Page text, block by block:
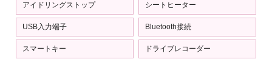
アイドリングストップ シートヒーター
USB入力端子 Bluetooth接続
スマートキー ドライブレコーダー